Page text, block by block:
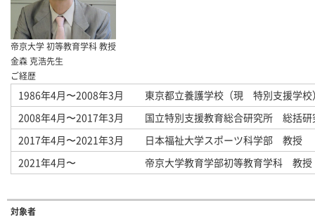
帝京大学 初等教育学科 教授
金森 克浩先生
ご経歴
1986年4月〜2008年3月
東京都立養護学校（現 特別支援学校
2008年4月〜2017年3月
国立特別支援教育総合研究所 総括研
2017年4月〜2021年3月
日本福祉大学スポーツ科学部 教授
2021年4月〜
帝京大学教育学部初等教育学科 教授
対象者